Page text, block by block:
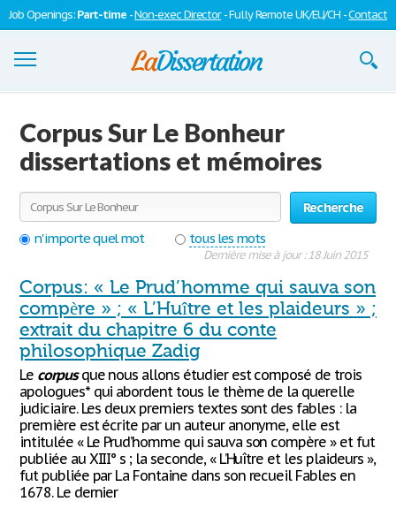
Job Openings:Part-time -Non-exec Director- Fully Remote UK/EU/CH -Contact
S'inscrire
Se connecter
Contactez-nous
Corpus Sur Le Bonheur
dissertations et mémoires
Recherche
n'importe quel mot
tous les mots
Dernière mise à jour : 18 Juin 2015
Corpus: « Le Prud’homme qui sauva son
compère » ; « L’Huître et les plaideurs » ;
extrait du chapitre 6 du conte
philosophique Zadig
Le corpusque nous allons étudier est composé de trois
apologues* qui abordent tous le thème de la querelle
judiciaire. Les deux premiers textes sont des fables : la
première est écrite par un auteur anonyme, elle est
intitulée « Le Prud’homme qui sauva son compère » et fut
publiée au XIII° s ; la seconde, « L’Huître et les plaideurs »,
fut publiée par La Fontaine dans son recueil Fables en
1678. Le dernier